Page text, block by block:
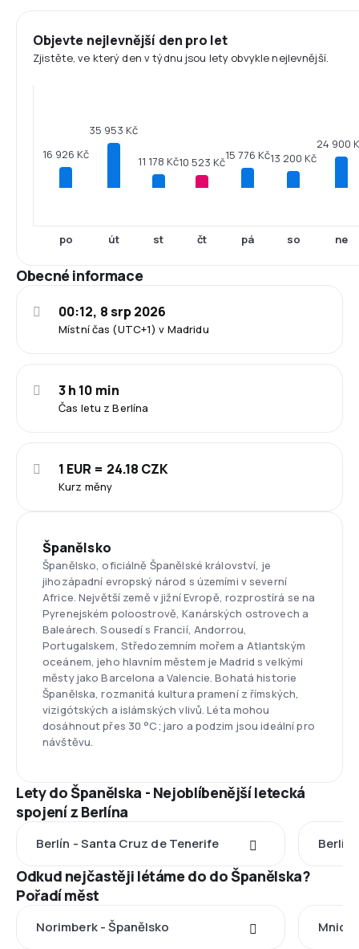
Objevte nejlevnější den pro let
Zjistěte, ve který den v týdnu jsou lety obvykle nejlevnější.
16 926 Kč
po
35 953 Kč
út
11 178 Kč
st
10 523 Kč
čt
15 776 Kč
pá
13 200 Kč
so
24 900
ne
Obecné informace
Místní čas (UTC+1) v Madridu
00:12, 8 srp 2026
Čas letu z Berlína
3 h 10 min
Kurz měny
1 EUR = 24.18 CZK
Španělsko
Španělsko, oficiálně Španělské království, je
jihozápadní evropský národ s územími v severní
Africe. Největší země v jižní Evropě, rozprostírá se na
Pyrenejském poloostrově, Kanárských ostrovech a
Baleárech. Sousedí s Francií, Andorrou,
Portugalskem, Středozemním mořem a Atlantským
oceánem, jeho hlavním městem je Madrid s velkými
městy jako Barcelona a Valencie. Bohatá historie
Španělska, rozmanitá kultura pramení z římských,
vizigótských a islámských vlivů. Léta mohou
dosáhnout přes 30 °C; jaro a podzim jsou ideální pro
návštěvu.
Lety do Španělska - Nejoblíbenější letecká
spojení z Berlína
Berlín - Santa Cruz de Tenerife Berlín
Odkud nejčastěji létáme do do Španělska?
Pořadí měst
Norimberk - Španělsko